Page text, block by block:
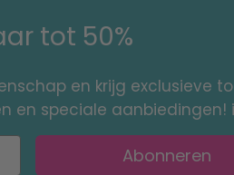
tot 50%
en krijg exclusieve
en speciale aanbiedingen!
Abonneren